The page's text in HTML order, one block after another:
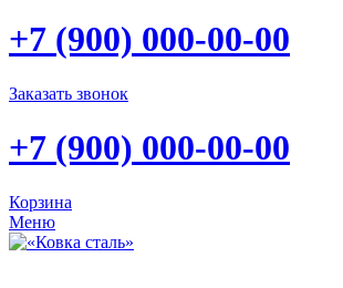
+7 (900) 000-00-00
Заказать звонок
+7 (900) 000-00-00
Корзина
Меню